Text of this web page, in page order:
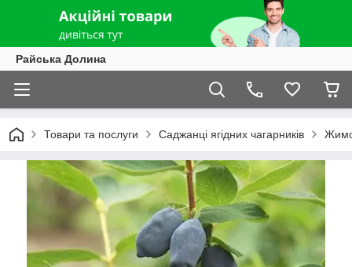
Райська Долина
Товари та послуги Саджанці ягідних чагарників